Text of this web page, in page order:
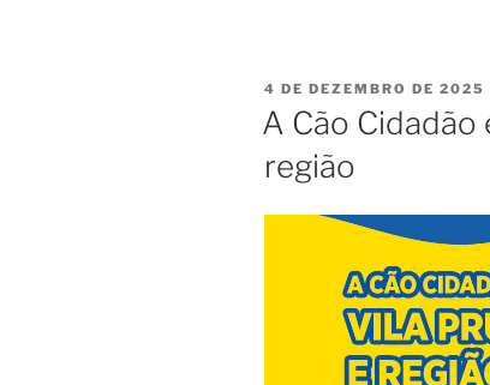
4 DE DEZEMBRO DE 2025
A Cão Cidadão
região